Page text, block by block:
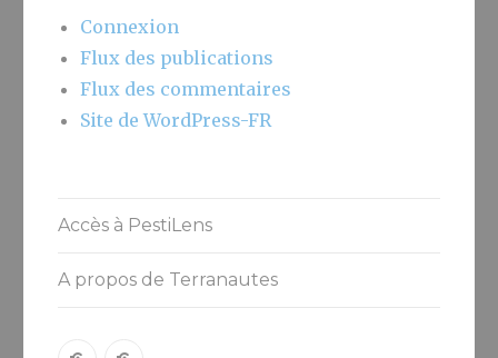
Connexion
Flux des publications
Flux des commentaires
Site de WordPress-FR
Accès à PestiLens
A propos de Terranautes